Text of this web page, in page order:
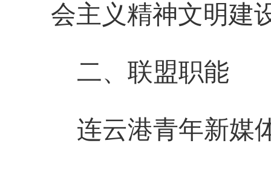
会主义精神文明建
二、联盟职能
连云港青年新媒